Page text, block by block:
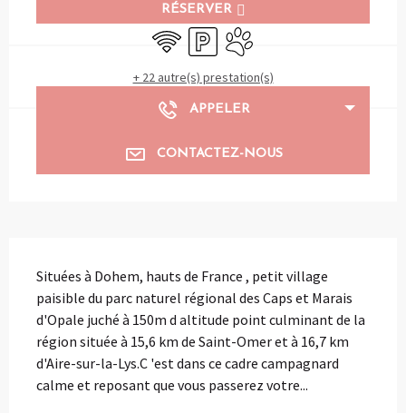
RÉSERVER
WiFi ParkingAnimaux acceptés
+ 22 autre(s) prestation(s)
APPELER
CONTACTEZ-NOUS
Situées à Dohem, hauts de France , petit village
paisible du parc naturel régional des Caps et Marais
d'Opale juché à 150m d altitude point culminant de la
région située à 15,6 km de Saint-Omer et à 16,7 km
d'Aire-sur-la-Lys.C 'est dans ce cadre campagnard
calme et reposant que vous passerez votre...